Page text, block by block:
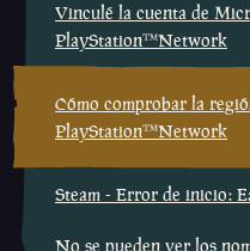
Vinculé la cuenta de
PlayStation™Network
Cómo comprobar la
PlayStation™Network
Steam - Error de inicio:
No se pueden ver los